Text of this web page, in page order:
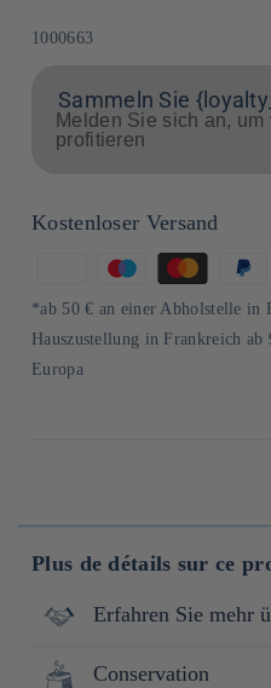
SKU:
1000663
Sammeln Sie
Melden Sie sich an,
profitieren
Kostenloser Versand
Zahlungsmethoden
*ab 50 € an einer Abholstelle in
Hauszustellung in Frankreich
Europa
Plus de détails sur ce
Erfahren Sie mehr
Véritable sommelier du nori,
Conservation